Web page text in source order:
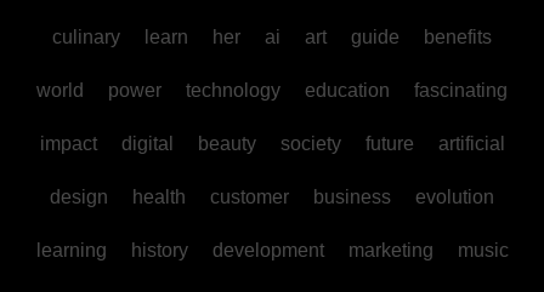
culinary learn her ai art guide benefits
world power technology education fascinating
impact digital beauty society future artificial
design health customer business evolution
learning history development marketing music